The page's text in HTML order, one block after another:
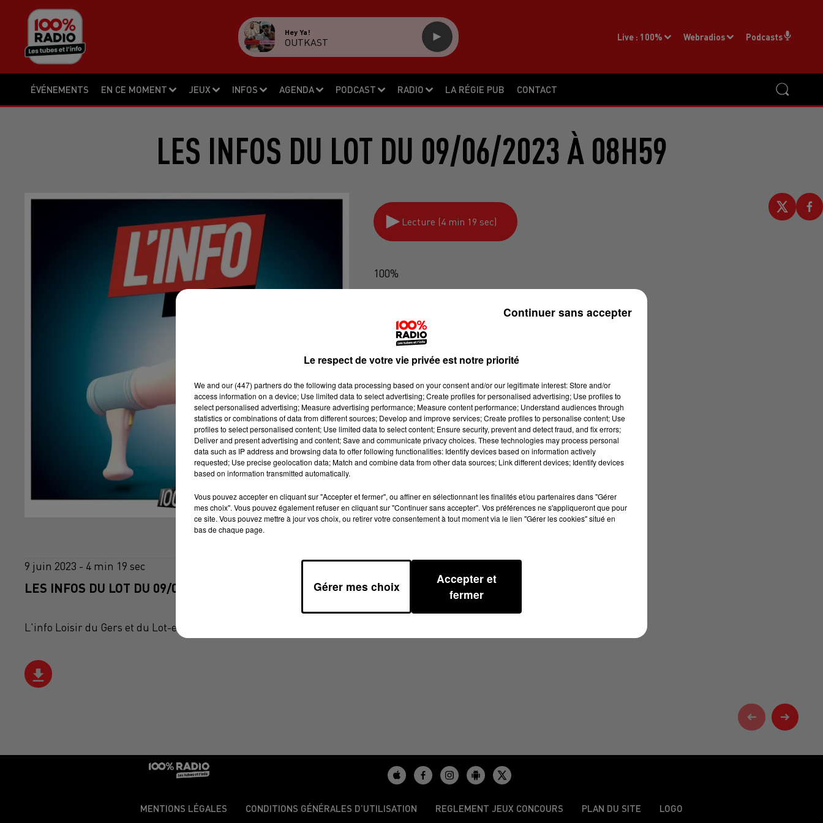
ÉVÉNEMENTS EN CE MOMENT JEUX INFOS AGENDA PODCAST RADIO LA RÉGIE PUB CONTACT
Live : 100% Webradios Podcasts
Hey Ya!
OUTKAST
LES INFOS DU LOT DU 09/06/2023 À 08H59
Lecture (4 min 19 sec)
100%
9 juin 2023 - 4 min 19 sec
LES INFOS DU LOT DU 09/06/2023 À 08H59
L'info Loisir du Gers et du Lot-et-Garonne du 09/06/2023
MENTIONS LÉGALES CONDITIONS GÉNÉRALES D’UTILISATION REGLEMENT JEUX CONCOURS PLAN DU SITE LOGO
Le respect de votre vie privée est notre priorité
We and our (447) partnersdo the following data processing based on your consent and/or our legitimate interest: Store and/or
access information on a device; Use limited data to select advertising; Create profiles for personalised advertising; Use profiles to
select personalised advertising; Measure advertising performance; Measure content performance; Understand audiences through
statistics or combinations of data from different sources; Develop and improve services; Create profiles to personalise content; Use
profiles to select personalised content; Use limited data to select content; Ensure security, prevent and detect fraud, and fix errors;
Deliver and present advertising and content; Save and communicate privacy choices. These technologies may process personal
data such as IP address and browsing data to offer following functionalities: Identify devices based on information actively
requested; Use precise geolocation data; Match and combine data from other data sources; Link different devices; Identify devices
based on information transmitted automatically.
Vous pouvez accepter en cliquant sur "Accepter et fermer", ou affiner en sélectionnant les finalités et/ou partenaires dans "Gérer
mes choix". Vous pouvez également refuser en cliquant sur "Continuer sans accepter". Vos préférences ne s'appliqueront que pour
ce site. Vous pouvez mettre à jour vos choix, ou retirer votre consentement à tout moment via le lien "Gérer les cookies" situé en
bas de chaque page.
Gérer mes choix
Accepter et
fermer
Continuer sans accepter